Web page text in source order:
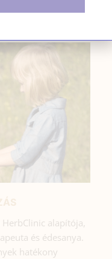
alapítója,
és édesanya.
hatékony